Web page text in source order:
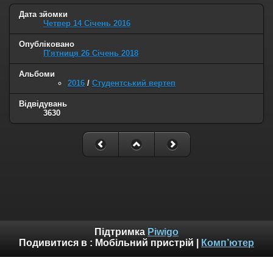
Дата зйомки
Четвер 14 Січень 2016
Опубліковано
П'ятниця 26 Січень 2018
Альбоми
2016 / Студентський вертеп
Відвідувань
3630
Підтримка Piwigo
Подивитися в : Мобільний пристрій Комп’ютер